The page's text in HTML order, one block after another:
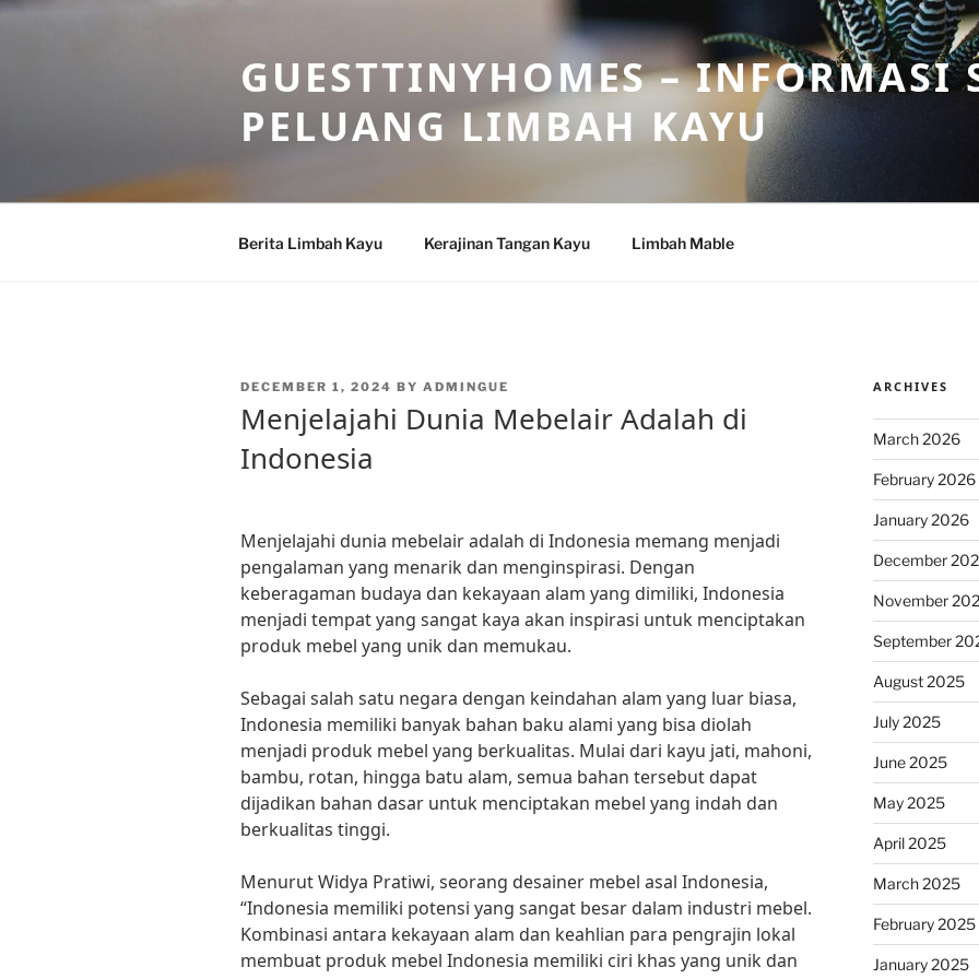
Skip
GUESTTINYHOMES – INFORMASI
PELUANG LIMBAH KAYU
Berita Limbah Kayu Kerajinan Tangan Kayu Limbah Mable
POSTED
DECEMBER 1, 2024 BY ADMINGUE
Menjelajahi Dunia Mebelair Adalah di
Indonesia
Menjelajahi dunia mebelair adalah di Indonesia memang menjadi
pengalaman yang menarik dan menginspirasi. Dengan
keberagaman budaya dan kekayaan alam yang dimiliki, Indonesia
menjadi tempat yang sangat kaya akan inspirasi untuk menciptakan
produk mebel yang unik dan memukau.
Sebagai salah satu negara dengan keindahan alam yang luar biasa,
Indonesia memiliki banyak bahan baku alami yang bisa diolah
menjadi produk mebel yang berkualitas. Mulai dari kayu jati, mahoni,
bambu, rotan, hingga batu alam, semua bahan tersebut dapat
dijadikan bahan dasar untuk menciptakan mebel yang indah dan
berkualitas tinggi.
Menurut Widya Pratiwi, seorang desainer mebel asal Indonesia,
“Indonesia memiliki potensi yang sangat besar dalam industri mebel.
Kombinasi antara kekayaan alam dan keahlian para pengrajin lokal
membuat produk mebel Indonesia memiliki ciri khas yang unik dan
ARCHIVES
March 2026
February 2026
January 2026
December
November
September
August 2025
July 2025
June 2025
May 2025
April 2025
March 2025
February 2025
January 2025